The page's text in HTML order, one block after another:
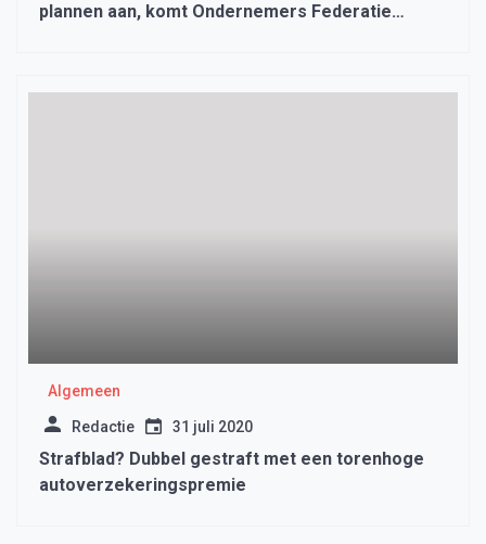
plannen aan, komt Ondernemers Federatie
Algemeen
Redactie 31 juli 2020
Strafblad? Dubbel gestraft met een torenhoge
autoverzekeringspremie